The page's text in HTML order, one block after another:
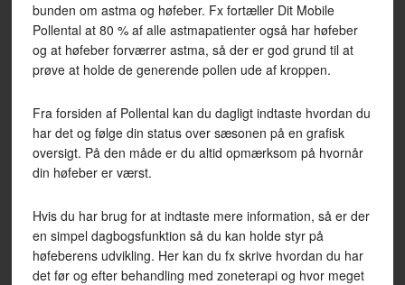
bunden om astma og høfeber. Fx fortæller Dit Mobile
Pollental at 80 % af alle astmapatienter også har høfeber
og at høfeber forværrer astma, så der er god grund til at
prøve at holde de generende pollen ude af kroppen.
Fra forsiden af Pollental kan du dagligt indtaste hvordan du
har det og følge din status over sæsonen på en grafisk
oversigt. På den måde er du altid opmærksom på hvornår
din høfeber er værst.
Hvis du har brug for at indtaste mere information, så er der
en simpel dagbogsfunktion så du kan holde styr på
høfeberens udvikling. Her kan du fx skrive hvordan du har
det før og efter behandling med zoneterapi og hvor meget